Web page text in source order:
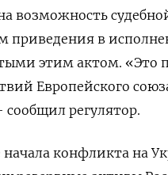
возможность
приведения в
этим актом. «Это
Европейского
регулятор.
начала конфликта на